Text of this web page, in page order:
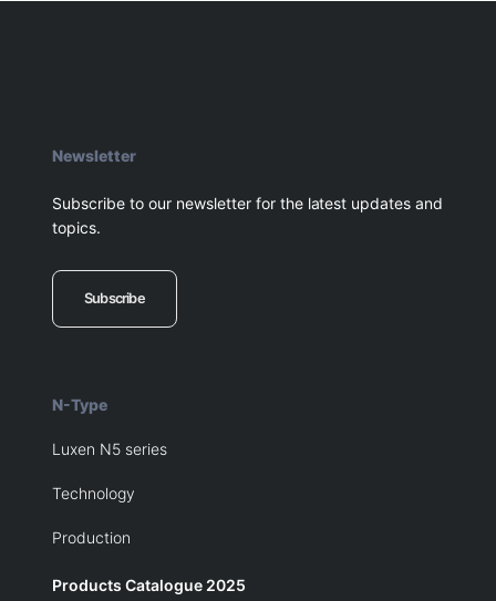
Newsletter
Subscribe to our newsletter for the latest updates and
topics.
Subscribe
N-Type
Luxen N5 series
Technology
Production
Products Catalogue 2025